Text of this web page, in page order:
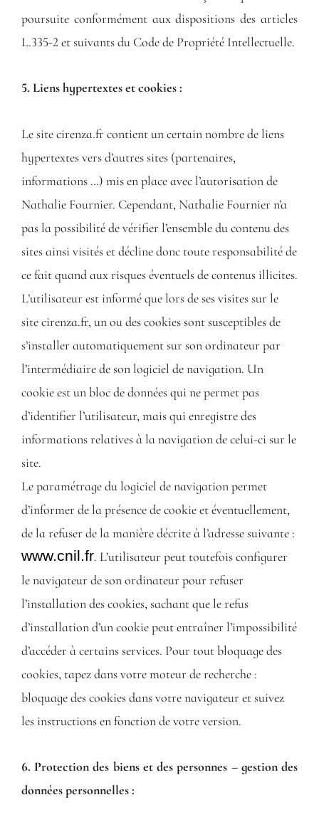
poursuite conformément aux dispositions des articles
L.335-2 et suivants du Code de Propriété Intellectuelle.
5. Liens hypertextes et cookies :
Le site cirenza.fr contient un certain nombre de liens
hypertextes vers d’autres sites (partenaires,
informations …) mis en place avec l’autorisation de
Nathalie Fournier. Cependant, Nathalie Fournier n’a
pas la possibilité de vérifier l’ensemble du contenu des
sites ainsi visités et décline donc toute responsabilité de
ce fait quand aux risques éventuels de contenus illicites.
L’utilisateur est informé que lors de ses visites sur le
site cirenza.fr, un ou des cookies sont susceptibles de
s’installer automatiquement sur son ordinateur par
l’intermédiaire de son logiciel de navigation. Un
cookie est un bloc de données qui ne permet pas
d’identifier l’utilisateur, mais qui enregistre des
informations relatives à la navigation de celui-ci sur le
site.
Le paramétrage du logiciel de navigation permet
d’informer de la présence de cookie et éventuellement,
de la refuser de la manière décrite à l’adresse suivante :
www.cnil.fr. L’utilisateur peut toutefois configurer
le navigateur de son ordinateur pour refuser
l’installation des cookies, sachant que le refus
d’installation d’un cookie peut entraîner l’impossibilité
d’accéder à certains services. Pour tout bloquage des
cookies, tapez dans votre moteur de recherche :
bloquage des cookies dans votre navigateur et suivez
les instructions en fonction de votre version.
6. Protection des biens et des personnes – gestion des
données personnelles :